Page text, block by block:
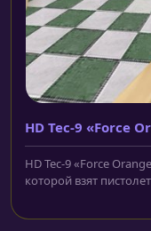
HD Tec-9 «Force
HD Tec-9 «Force
которой взят